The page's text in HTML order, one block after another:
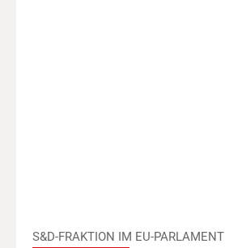
S&D-FRAKTION IM EU-PARLAMENT